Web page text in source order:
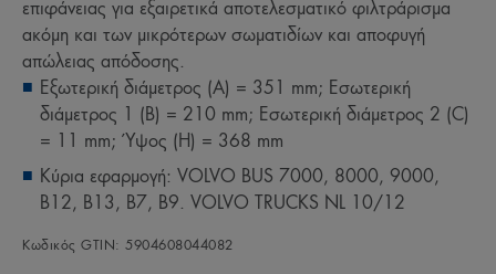
επιφάνειας για εξαιρετικά αποτελεσματικό φιλτράρισμα
ακόμη και των μικρότερων σωματιδίων και αποφυγή
απώλειας απόδοσης.
Εξωτερική διάμετρος (A) = 351 mm; Εσωτερική
διάμετρος 1 (B) = 210 mm; Εσωτερική διάμετρος 2 (C)
= 11 mm; Ύψος (H) = 368 mm
Κύρια εφαρμογή: VOLVO BUS 7000, 8000, 9000,
B12, B13, B7, B9. VOLVO TRUCKS NL 10/12
Κωδικός GTIN: 5904608044082